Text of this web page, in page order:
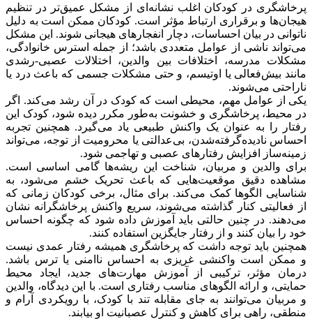
پرخاشگری در کودکان اغلب نشانه‌ای از مشکل عمیق‌تر در تنظیم
هیجان‌ها و برقراری ارتباط مؤثر است. کودکان ممکن است به دلیل
ناتوانی در بیان احساسات، دچار انفجارهای هیجانی شوند. این مشکل
می‌تواند ناشی از عوامل متعددی باشد؛ از جمله استرس خانوادگی،
مشکلات مدرسه، اختلافات بین والدین، اختلالات عصبی-رشدی
مانند بیش‌فعالی یا اوتیسم، و حتی مشکلات جسمی که باعث درد یا
ناراحتی می‌شوند.
یکی از عوامل مهم، محیطی است که کودک در آن رشد می‌کند. اگر
در محیط، پرخاشگری و خشونت به‌طور مکرر دیده شود، کودک این
رفتار را به عنوان یک واکنش طبیعی یاد می‌گیرد. همچنین تجربه
احساس نادیده‌گرفته‌شدن، بی‌عدالتی یا محرومیت از توجه، می‌تواند
زمینه‌ساز افزایش رفتارهای عصبی و تهاجمی شود.
برای والدین و مربیان، شناخت این ریشه‌ها گامی اساسی است.
مشاهده دقیق موقعیت‌هایی که باعث تحریک خشم می‌شود، به
شناسایی الگوها کمک می‌کند. برای مثال، برخی کودکان زمانی که
از فعالیتی کنار گذاشته می‌شوند، سریع واکنش پرخاشگرانه نشان
می‌دهند. در چنین حالتی باید آموزش داده شود که چگونه احساس
خود را بیان کنند و از رفتار جایگزین استفاده کنند.
همچنین باید توجه داشت که پرخاشگری همیشه رفتار عمدی نیست
و ممکن است واکنشی غریزی به احساس ناامنی یا ترس باشد.
درمان مؤثر، ترکیبی از آموزش مهارت‌های جدید، ایجاد محیط
حمایتی، و ارائه الگوهای مناسب رفتاری است. با این دیدگاه، والدین
و مربیان می‌توانند به جای مقابله تند با کودک، با رویکردی آرام و
منطقی، راهی برای کاهش و کنترل عصبانیت او بیابند.